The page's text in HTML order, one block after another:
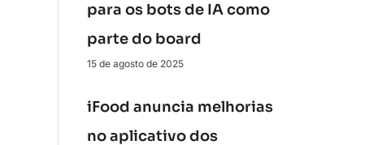
para os bots de IA como
parte do board
15 de agosto de 2025
iFood anuncia melhorias
no aplicativo dos